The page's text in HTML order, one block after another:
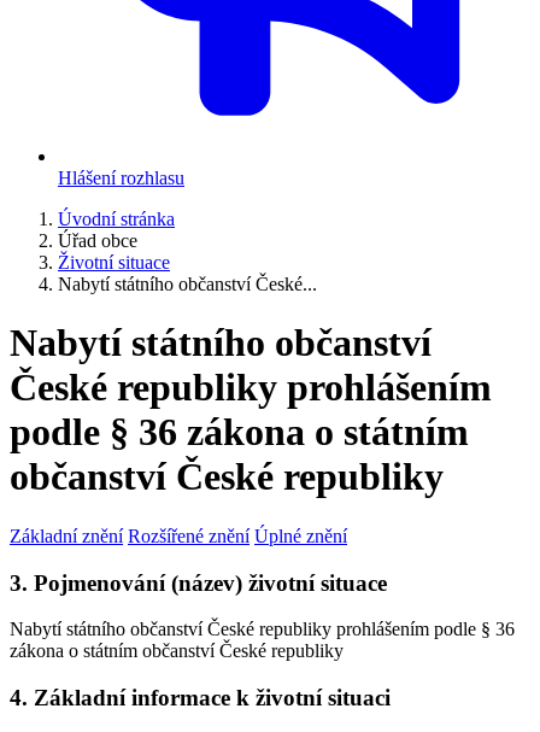
Hlášení rozhlasu
Úvodní stránka
Úřad obce
Životní situace
Nabytí státního občanství České...
Nabytí státního občanství
České republiky prohlášením
podle § 36 zákona o státním
občanství České republiky
Základní znění Rozšířené znění Úplné znění
3. Pojmenování (název) životní situace
Nabytí státního občanství České republiky prohlášením podle § 36
zákona o státním občanství České republiky
4. Základní informace k životní situaci